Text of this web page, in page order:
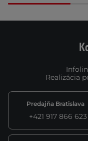
Realizácia
Predajňa Bratislava
+421 917 866 623